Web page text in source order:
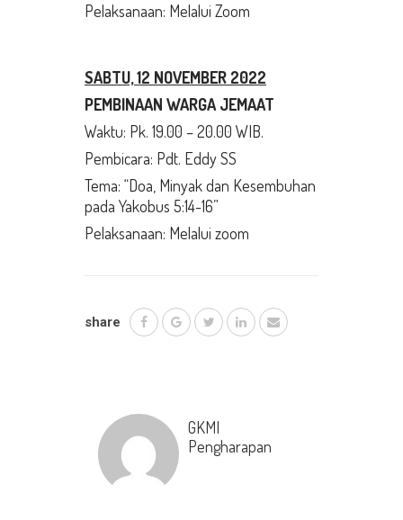
Pelaksanaan: Melalui Zoom
SABTU, 12 NOVEMBER 2022
PEMBINAAN WARGA JEMAAT
Waktu: Pk. 19.00 – 20.00 WIB.
Pembicara: Pdt. Eddy SS
Tema: “Doa, Minyak dan Kesembuhan
pada Yakobus 5:14-16”
Pelaksanaan: Melalui zoom
share
GKMI
Pengharapan